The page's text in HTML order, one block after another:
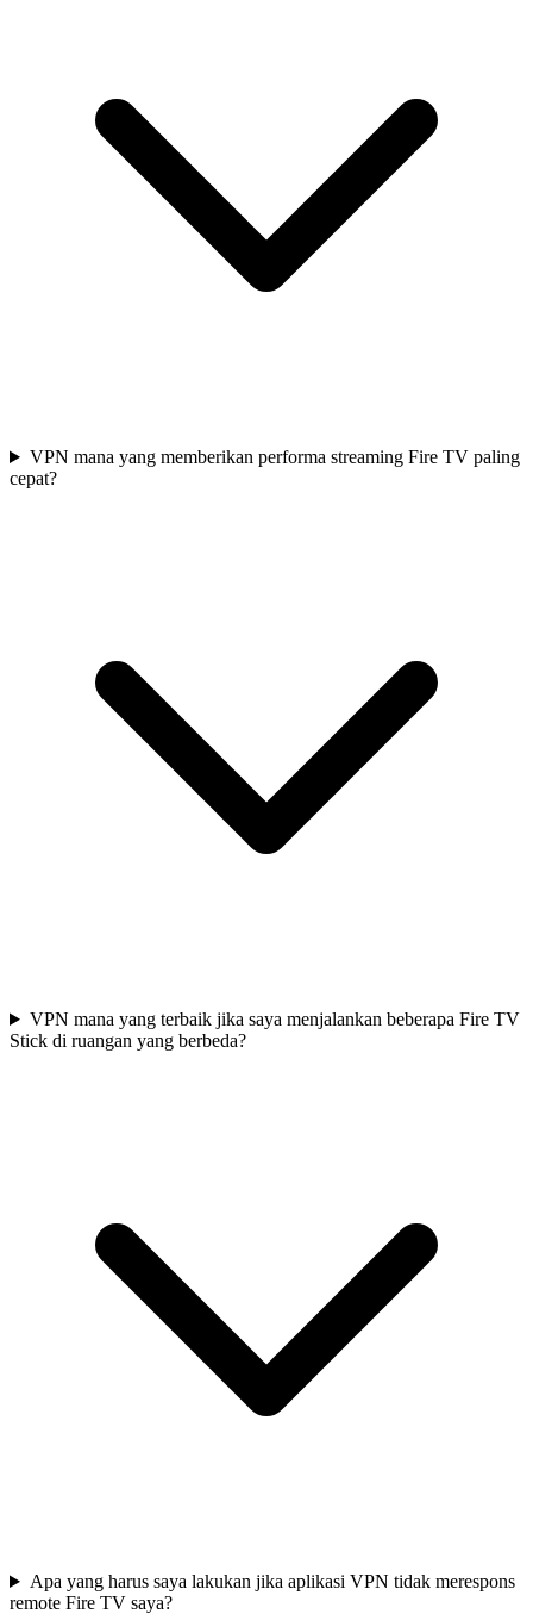
VPN mana yang memberikan performa streaming Fire TV paling
cepat?
VPN mana yang terbaik jika saya menjalankan beberapa Fire TV
Stick di ruangan yang berbeda?
Apa yang harus saya lakukan jika aplikasi VPN tidak merespons
remote Fire TV saya?